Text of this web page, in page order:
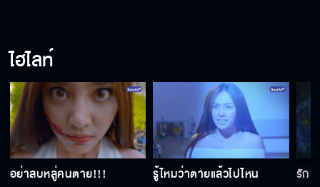
ไฮไลท์
อย่าลบหลู่คนตาย!!! รู้ไหมว่าตายแล้วไปไหน รักผ